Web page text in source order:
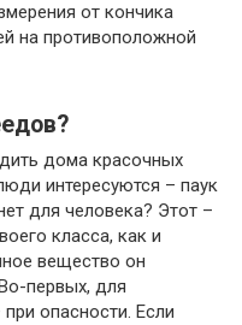
от кончика
на противоположной
дома красочных
интересуются – паук
для человека? Этот –
класса, как и
вещество он
первых, для
опасности. Если